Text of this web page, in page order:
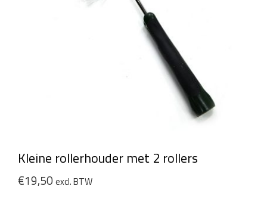
Kleine rollerhouder met 2 rollers
€19,50 excl. BTW